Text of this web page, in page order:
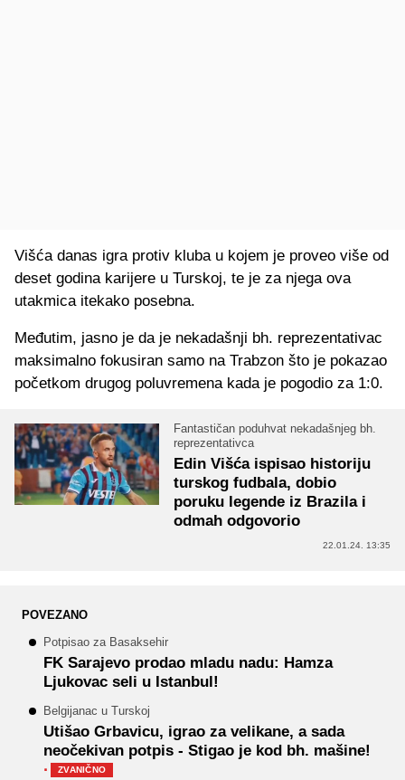
Višća danas igra protiv kluba u kojem je proveo više od
deset godina karijere u Turskoj, te je za njega ova
utakmica itekako posebna.
Međutim, jasno je da je nekadašnji bh. reprezentativac
maksimalno fokusiran samo na Trabzon što je pokazao
početkom drugog poluvremena kada je pogodio za 1:0.
Fantastičan poduhvat nekadašnjeg bh.
reprezentativca
Edin Višća ispisao historiju
turskog fudbala, dobio
poruku legende iz Brazila i
odmah odgovorio
22.01.24. 13:35
POVEZANO
Potpisao za Basaksehir
FK Sarajevo prodao mladu nadu: Hamza
Ljukovac seli u Istanbul!
Belgijanac u Turskoj
Utišao Grbavicu, igrao za velikane, a sada
neočekivan potpis - Stigao je kod bh. mašine!
· ZVANIČNO